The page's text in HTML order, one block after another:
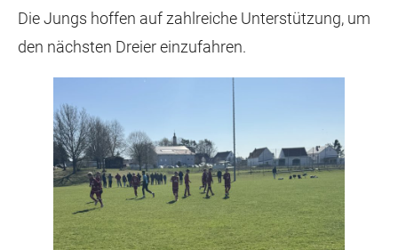
Die Jungs hoffen auf zahlreiche Unterstützung, um
den nächsten Dreier einzufahren.